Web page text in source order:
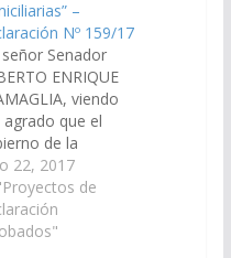
–
Nº 159/17
Senador
ENRIQUE
viendo
agrado que el
de la
de Salta,
a cabo las
tendientes
las autoridades
22, 2017
de